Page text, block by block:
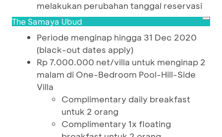
melakukan perubahan tanggal reservasi
The Samaya Ubud
Periode menginap hingga 31 Dec 2020
(black-out dates apply)
Rp 7.000.000 net/villa untuk menginap 2
malam di One-Bedroom Pool-Hill-Side
Villa
Complimentary daily breakfast
untuk 2 orang
Complimentary 1x floating